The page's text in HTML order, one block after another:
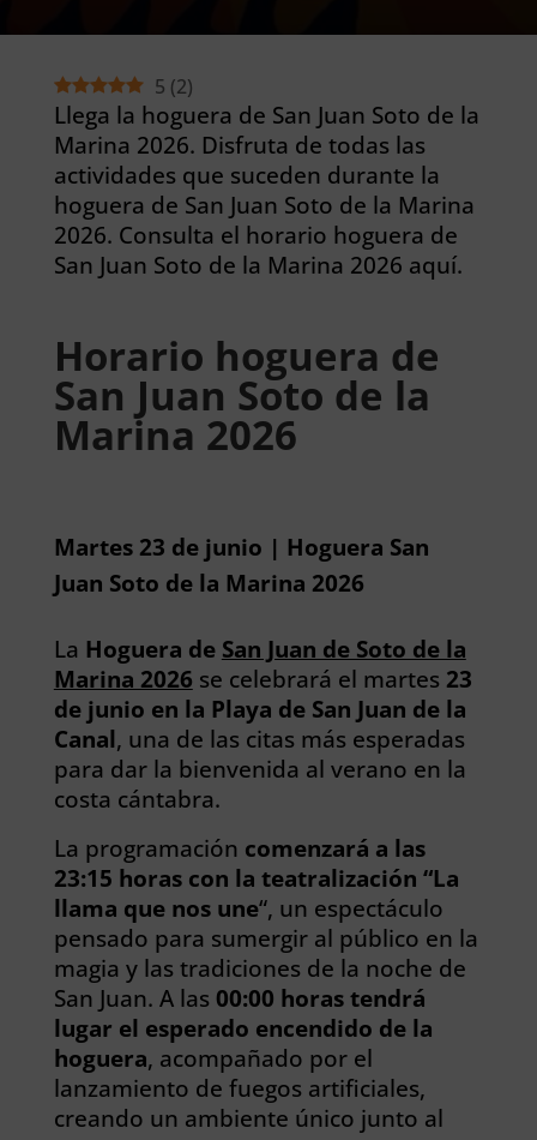
5 (2)
Llega la hoguera de San Juan Soto de la
Marina 2026. Disfruta de todas las
actividades que suceden durante la
hoguera de San Juan Soto de la Marina
2026. Consulta el horario hoguera de
San Juan Soto de la Marina 2026 aquí.
Horario hoguera de
San Juan Soto de la
Marina 2026
Martes 23 de junio | Hoguera San
Juan Soto de la Marina 2026
La Hoguera de San Juan de Soto de la
Marina 2026 se celebrará el martes 23
de junio en la Playa de San Juan de la
Canal, una de las citas más esperadas
para dar la bienvenida al verano en la
costa cántabra.
La programación comenzará a las
23:15 horas con la teatralización “La
llama que nos une“, un espectáculo
pensado para sumergir al público en la
magia y las tradiciones de la noche de
San Juan. A las 00:00 horas tendrá
lugar el esperado encendido de la
hoguera, acompañado por el
lanzamiento de fuegos artificiales,
creando un ambiente único junto al